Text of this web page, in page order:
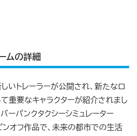
ムの詳細
いトレーラーが公開され、新たなロ
て重要なキャラクターが紹介されまし
ーパンクタクシーシミュレーター
オフ作品で、未来の都市での生活